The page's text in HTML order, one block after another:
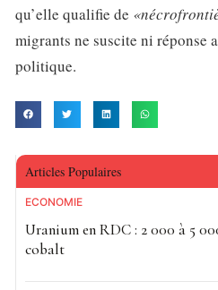
qu’elle qualifie de
migrants ne suscite ni réponse
politique.
Articles Populaires
ECONOMIE
Uranium en RDC : 2 000 à 5
cobalt